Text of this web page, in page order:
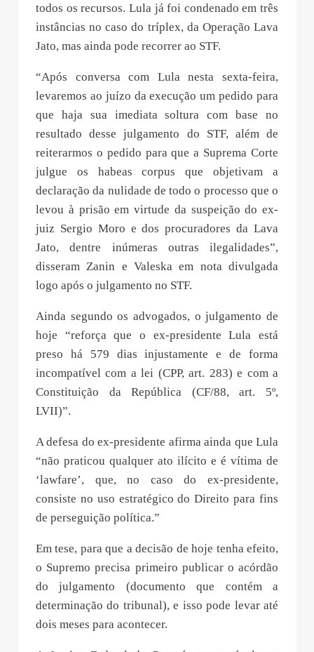
todos os recursos. Lula já foi condenado em três
instâncias no caso do tríplex, da Operação Lava
Jato, mas ainda pode recorrer ao STF.
“Após conversa com Lula nesta sexta-feira,
levaremos ao juízo da execução um pedido para
que haja sua imediata soltura com base no
resultado desse julgamento do STF, além de
reiterarmos o pedido para que a Suprema Corte
julgue os habeas corpus que objetivam a
declaração da nulidade de todo o processo que o
levou à prisão em virtude da suspeição do ex-
juiz Sergio Moro e dos procuradores da Lava
Jato, dentre inúmeras outras ilegalidades”,
disseram Zanin e Valeska em nota divulgada
logo após o julgamento no STF.
Ainda segundo os advogados, o julgamento de
hoje “reforça que o ex-presidente Lula está
preso há 579 dias injustamente e de forma
incompatível com a lei (CPP, art. 283) e com a
Constituição da República (CF/88, art. 5º,
LVII)”.
A defesa do ex-presidente afirma ainda que Lula
“não praticou qualquer ato ilícito e é vítima de
‘lawfare’, que, no caso do ex-presidente,
consiste no uso estratégico do Direito para fins
de perseguição política.”
Em tese, para que a decisão de hoje tenha efeito,
o Supremo precisa primeiro publicar o acórdão
do julgamento (documento que contém a
determinação do tribunal), e isso pode levar até
dois meses para acontecer.